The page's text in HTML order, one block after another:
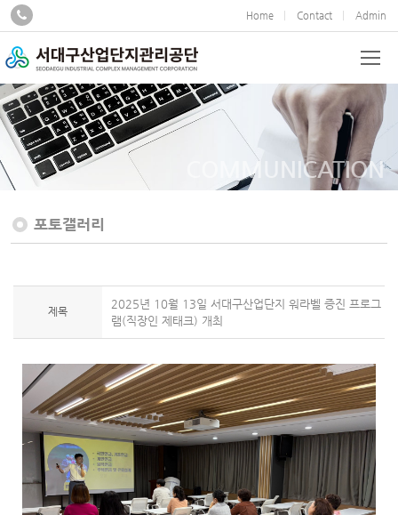
Home Contact Admin
COMMUNICATION
포토갤러리
제목
2025년 10월 13일 서대구산업단지 워라벨 증진 프로그
램(직장인 제태크) 개최